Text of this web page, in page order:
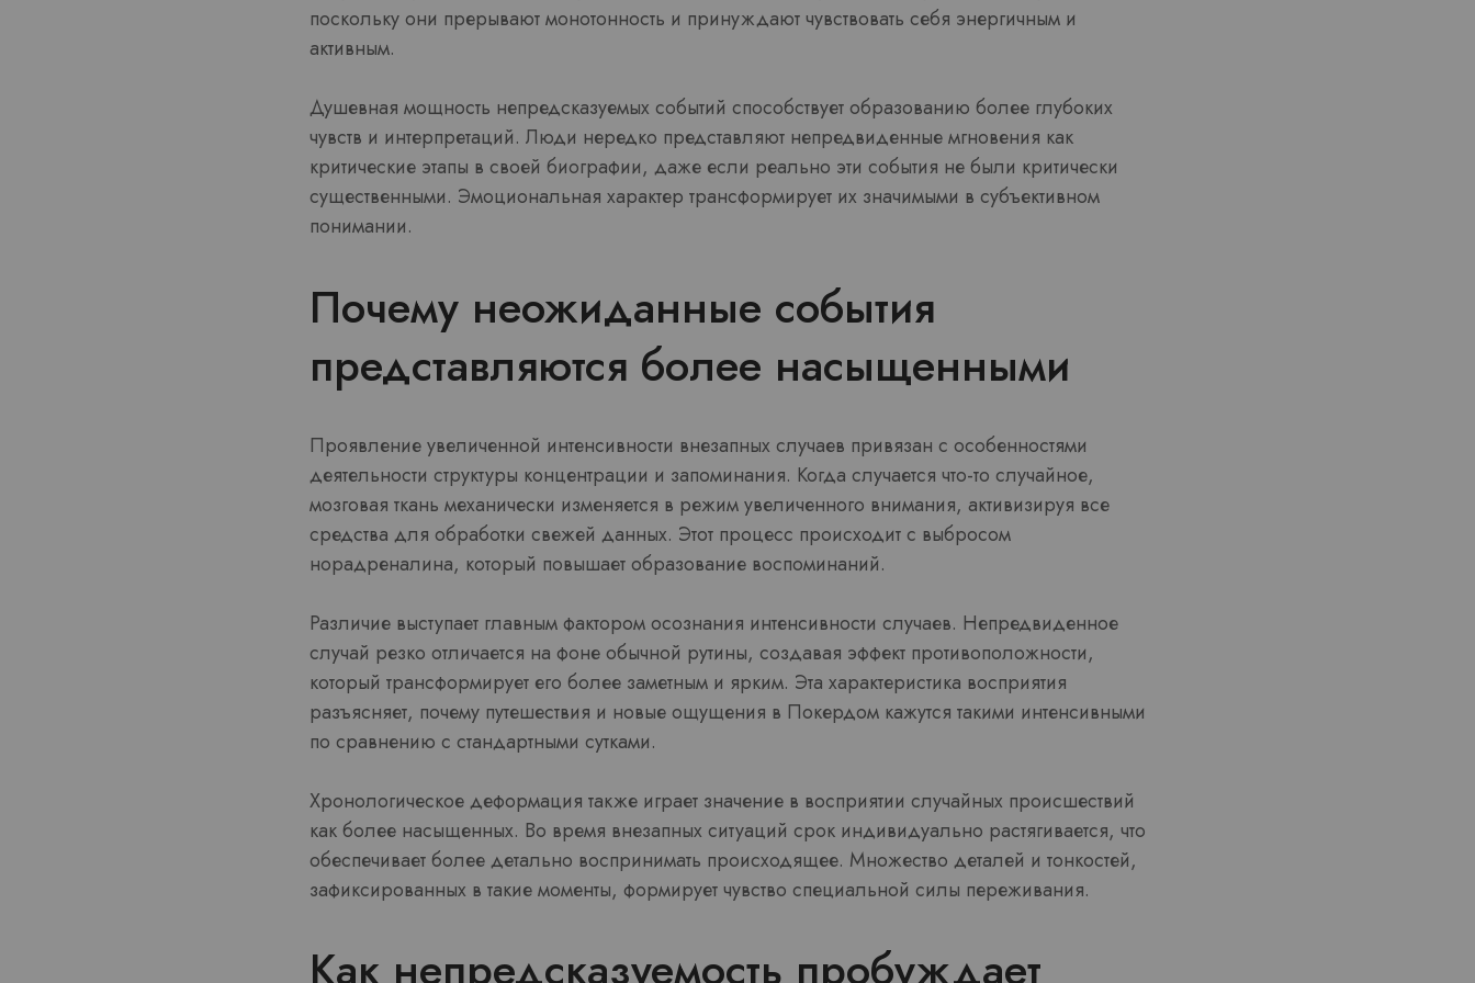
поскольку они прерывают монотонность и принуждают чувствовать себя энергичным и
активным.
Душевная мощность непредсказуемых событий способствует образованию более глубоких
чувств и интерпретаций. Люди нередко представляют непредвиденные мгновения как
критические этапы в своей биографии, даже если реально эти события не были критически
существенными. Эмоциональная характер трансформирует их значимыми в субъективном
понимании.
Почему неожиданные события
представляются более насыщенными
Проявление увеличенной интенсивности внезапных случаев привязан с особенностями
деятельности структуры концентрации и запоминания. Когда случается что-то случайное,
мозговая ткань механически изменяется в режим увеличенного внимания, активизируя все
средства для обработки свежей данных. Этот процесс происходит с выбросом
норадреналина, который повышает образование воспоминаний.
Различие выступает главным фактором осознания интенсивности случаев. Непредвиденное
случай резко отличается на фоне обычной рутины, создавая эффект противоположности,
который трансформирует его более заметным и ярким. Эта характеристика восприятия
разъясняет, почему путешествия и новые ощущения в Покердом кажутся такими интенсивными
по сравнению с стандартными сутками.
Хронологическое деформация также играет значение в восприятии случайных происшествий
как более насыщенных. Во время внезапных ситуаций срок индивидуально растягивается, что
обеспечивает более детально воспринимать происходящее. Множество деталей и тонкостей,
зафиксированных в такие моменты, формирует чувство специальной силы переживания.
Как непредсказуемость пробуждает